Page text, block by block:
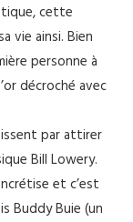
cette
vie ainsi. Bien
personne à
décroché avec
par attirer
Bill Lowery.
et c’est
Buddy Buie (un